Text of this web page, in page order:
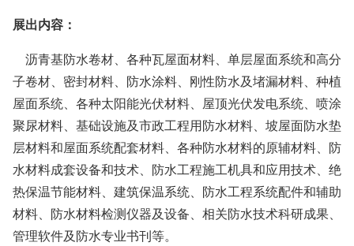
展出内容：
沥青基防水卷材、各种瓦屋面材料、单层屋面系统和高分
子卷材、密封材料、防水涂料、刚性防水及堵漏材料、种植
屋面系统、各种太阳能光伏材料、屋顶光伏发电系统、喷涂
聚尿材料、基础设施及市政工程用防水材料、坡屋面防水垫
层材料和屋面系统配套材料、各种防水材料的原辅材料、防
水材料成套设备和技术、防水工程施工机具和应用技术、绝
热保温节能材料、建筑保温系统、防水工程系统配件和辅助
材料、防水材料检测仪器及设备、相关防水技术科研成果、
管理软件及防水专业书刊等。